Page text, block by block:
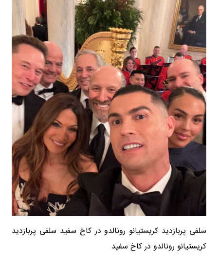
سلفی پربازدید کریستیانو رونالدو در کاخ سفید سلفی پربازدید
کریستیانو رونالدو در کاخ سفید